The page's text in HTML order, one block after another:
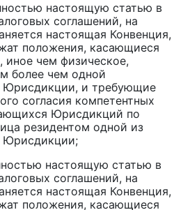
настоящую статью в
соглашений, на
настоящая Конвенция,
положения, касающиеся
иное чем физическое,
более чем одной
и требующие
согласия компетентных
Юрисдикций по
резидентом одной из
Юрисдикции;
настоящую статью в
соглашений, на
настоящая Конвенция,
положения, касающиеся